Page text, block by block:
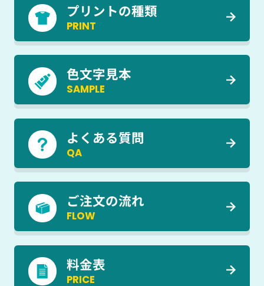
プリントの種類
PRINT
色文字見本
SAMPLE
よくある質問
QA
ご注文の流れ
FLOW
料金表
PRICE